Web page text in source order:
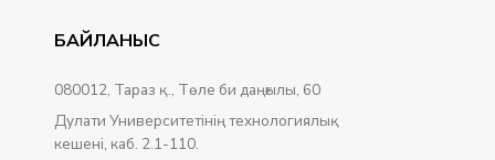
БАЙЛАНЫС
080012, Тараз қ., Төле би даңғылы, 60
Дулати Университетінің технологиялық
кешені, каб. 2.1-110.